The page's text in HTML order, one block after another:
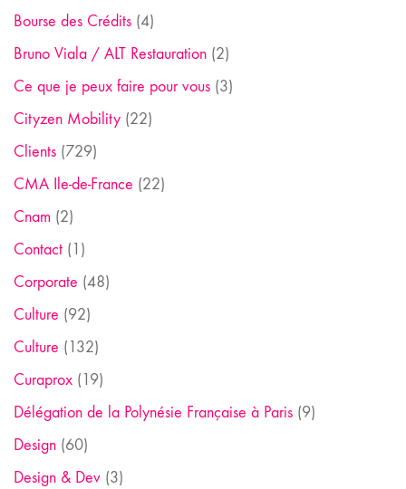
Bourse des Crédits (4)
Bruno Viala / ALT Restauration (2)
Ce que je peux faire pour vous (3)
Cityzen Mobility (22)
Clients (729)
CMA Ile-de-France (22)
Cnam (2)
Contact (1)
Corporate (48)
Culture (92)
Culture (132)
Curaprox (19)
Délégation de la Polynésie Française à Paris (9)
Design (60)
Design & Dev (3)